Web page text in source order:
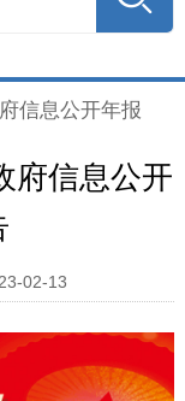
信息公开年报
府信息公开
02-13